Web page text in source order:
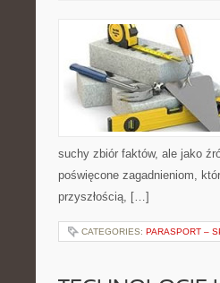
suchy zbiór faktów, ale jako
poświęcone zagadnieniom,
przyszłością, […]
CATEGORIES: PARASPORT –